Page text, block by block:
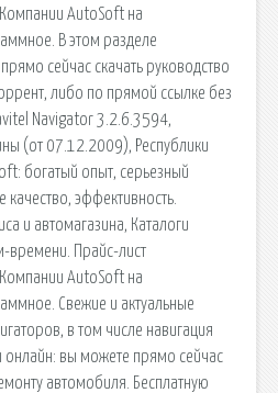
AutoSoft на
В этом разделе
сейчас скачать руководство
либо по прямой ссылке без
Navigator 3.2.6.3594,
(от 07.12.2009), Республики
богатый опыт, серьезный
эффективность.
и автомагазина, Каталоги
времени. Прайс-лист
AutoSoft на
Свежие и актуальные
в том числе навигация
онлайн: вы можете прямо сейчас
автомобиля. Бесплатную